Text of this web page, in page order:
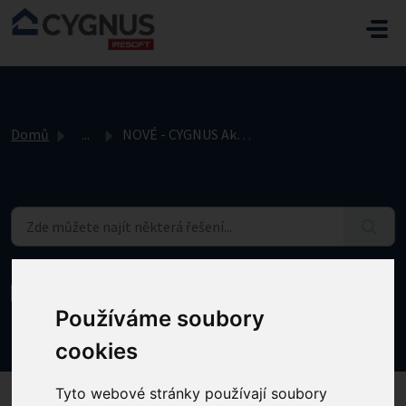
Používáme soubory
cookies
Tyto webové stránky používají soubory
Přeskočit na hlavní obsah
Domů ... NOVÉ - CYGNUS Akademie – Katalog vzdělávání
Změněno dne Pá, 31 Říjen, 2025 v 12:12 ODPOLEDNE